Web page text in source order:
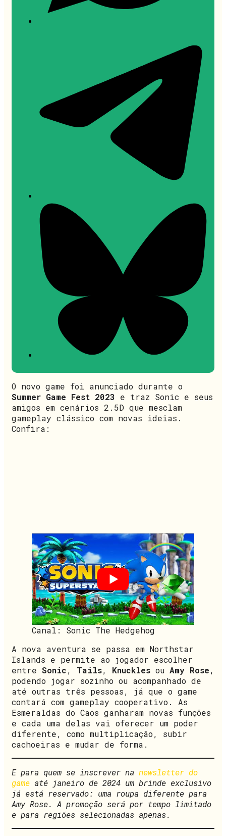
O novo game foi anunciado durante o
Summer Game Fest 2023 e traz Sonic e seus
amigos em cenários 2.5D que mesclam
gameplay clássico com novas ideias.
Confira:
Canal: Sonic The Hedgehog
A nova aventura se passa em Northstar
Islands e permite ao jogador escolher
entre Sonic, Tails, Knuckles ou Amy Rose,
podendo jogar sozinho ou acompanhado de
até outras três pessoas, já que o game
contará com gameplay cooperativo. As
Esmeraldas do Caos ganharam novas funções
e cada uma delas vai oferecer um poder
diferente, como multiplicação, subir
cachoeiras e mudar de forma.
E para quem se inscrever na newsletter do
game até janeiro de 2024 um brinde exclusivo
já está reservado: uma roupa diferente para
Amy Rose. A promoção será por tempo limitado
e para regiões selecionadas apenas.